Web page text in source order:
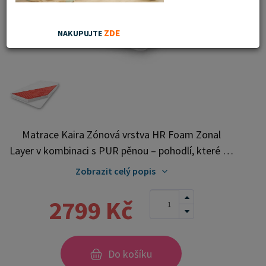
Matrace Kaira Zónová vrstva HR Foam Zonal
Layer v kombinaci s PUR pěnou – pohodlí, které se
přizpůsobí vašemu tělu Dopřejte si zdravý a ničím
zónovou vrstvou HR Foam Zonal Layer v
kombinaci s kvalitní PUR pěnou. Tato matrace je
páteře, vysokou prodyšnost a dlouhou životnost.
Zónová vrstva HR Foam Zonal Layer , velmi
Zobrazit celý popis
2799 Kč
Do košíku
NAKUPUJTE ZDE